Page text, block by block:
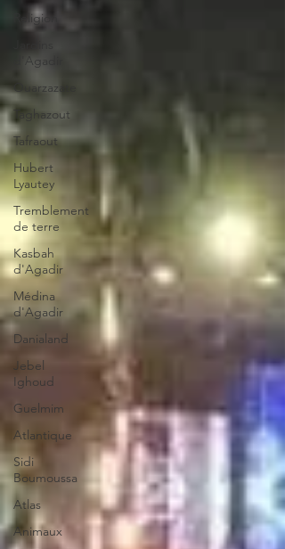
Religion
d'Agadir
Ouarzazate
Taghazout
Tafraout
Hubert
Lyautey
Tremblement
de terre
Kasbah
d'Agadir
Médina
d'Agadir
Danialand
Jebel
Ighoud
Guelmim
Atlantique
Sidi
Boumoussa
Atlas
Animaux